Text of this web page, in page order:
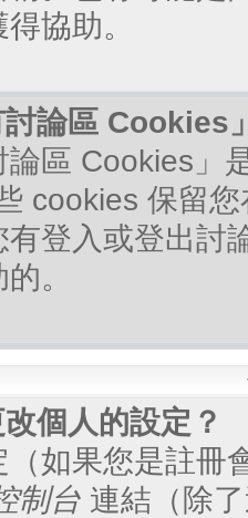
協助。
論區 Cookies
論區 Cookies
cookies 保留
登入或登出討
。
個人的設定？
（如果您是註冊
制台 連結（除